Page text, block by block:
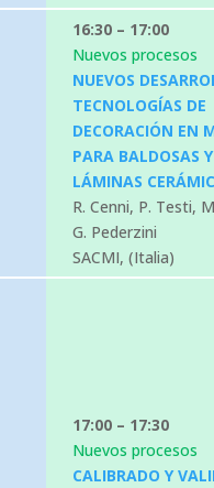
16:30 – 17:00
Nuevos procesos
NUEVOS
TECNOLOGÍAS DE
DECORACIÓN EN
PARA BALDOSAS Y
LÁMINAS
R. Cenni, P. Testi,
G. Pederzini
SACMI, (Italia)
17:00 – 17:30
Nuevos procesos
CALIBRADO Y